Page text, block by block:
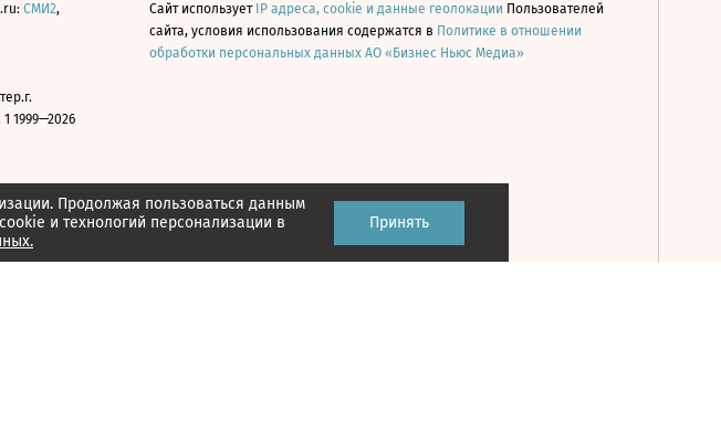
Продолжая пользоваться данным
и технологий персонализации в
Принять
СМИ2,
1999—2026
Сайт использует IP адреса, cookie и данные геолокации Пользователей
сайта, условия использования содержатся в Политике в отношении
обработки персональных данных АО «Бизнес Ньюс Медиа»